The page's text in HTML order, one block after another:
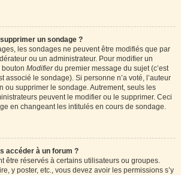
un sondage ?
les sondages ne peuvent être modifiés que par
ou un administrateur. Pour modifier un
Modifierdu premier message du sujet (c’est
associé le sondage). Si personne n’a voté, l’auteur
ou supprimer le sondage. Autrement, seuls les
peuvent le modifier ou le supprimer. Ceci
en changeant les intitulés en cours de sondage.
accéder à un forum ?
être réservés à certains utilisateurs ou groupes.
y poster, etc., vous devez avoir les permissions s’y